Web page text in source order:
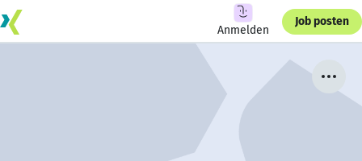
Anmelden
Job posten